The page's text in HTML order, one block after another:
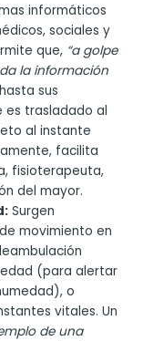
informáticos
sociales y
que, “a golpe
la información
sus
es trasladado al
al instante
facilita
fisioterapeuta,
del mayor.
Surgen
movimiento en
(para alertar
o
vitales. Un
de una